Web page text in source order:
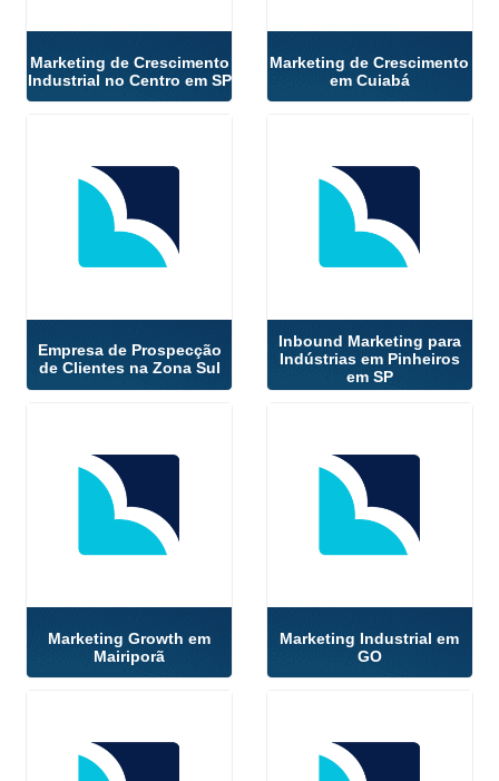
Marketing de Crescimento
Industrial no Centro em SP
Marketing de Crescimento
em Cuiabá
Empresa de Prospecção
de Clientes na Zona Sul
Inbound Marketing para
Indústrias em Pinheiros
em SP
Marketing Growth em
Mairiporã
Marketing Industrial em
GO